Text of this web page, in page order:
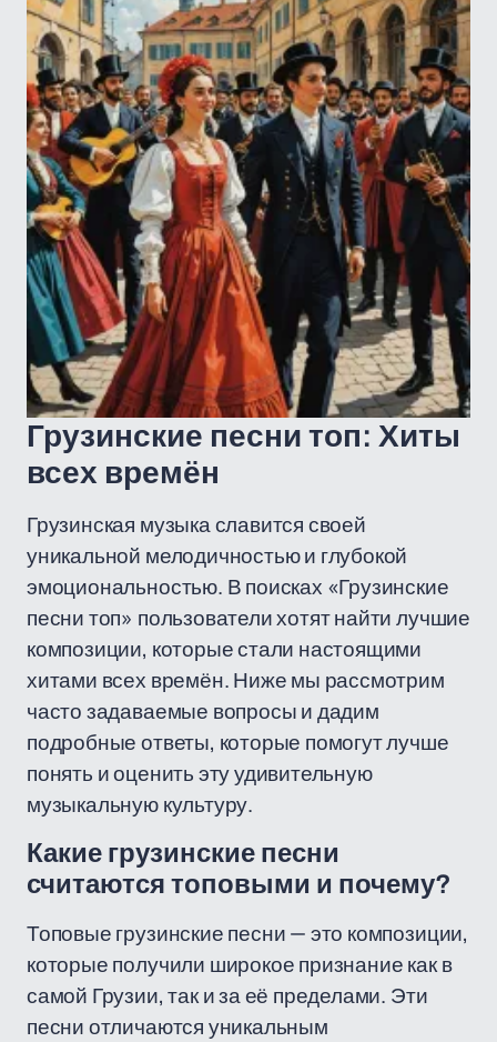
Грузинские песни топ: Хиты
всех времён
Грузинская музыка славится своей
уникальной мелодичностью и глубокой
эмоциональностью. В поисках «Грузинские
песни топ» пользователи хотят найти лучшие
композиции, которые стали настоящими
хитами всех времён. Ниже мы рассмотрим
часто задаваемые вопросы и дадим
подробные ответы, которые помогут лучше
понять и оценить эту удивительную
музыкальную культуру.
Какие грузинские песни
считаются топовыми и почему?
Топовые грузинские песни — это композиции,
которые получили широкое признание как в
самой Грузии, так и за её пределами. Эти
песни отличаются уникальным